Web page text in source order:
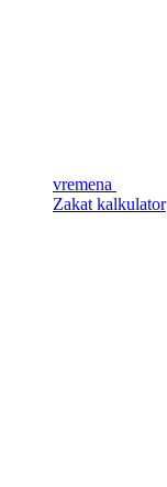
vremena
Zakat kalkulator